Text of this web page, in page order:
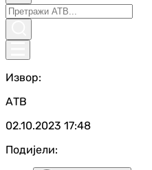
Извор:
АТВ
02.10.2023 17:48
Подијели: